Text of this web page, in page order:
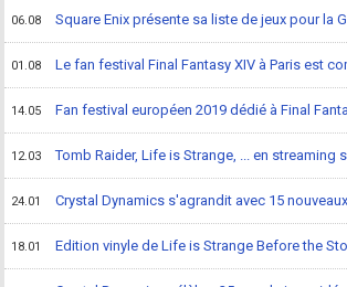
06.08 Square Enix présente sa liste de jeux pour la
01.08 Le fan festival Final Fantasy XIV à Paris est
14.05 Fan festival européen 2019 dédié à Final
12.03 Tomb Raider, Life is Strange, ... en streaming
24.01 Crystal Dynamics s'agrandit avec 15
18.01 Edition vinyle de Life is Strange Before the